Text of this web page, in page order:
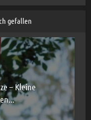
gefallen
– Kleine